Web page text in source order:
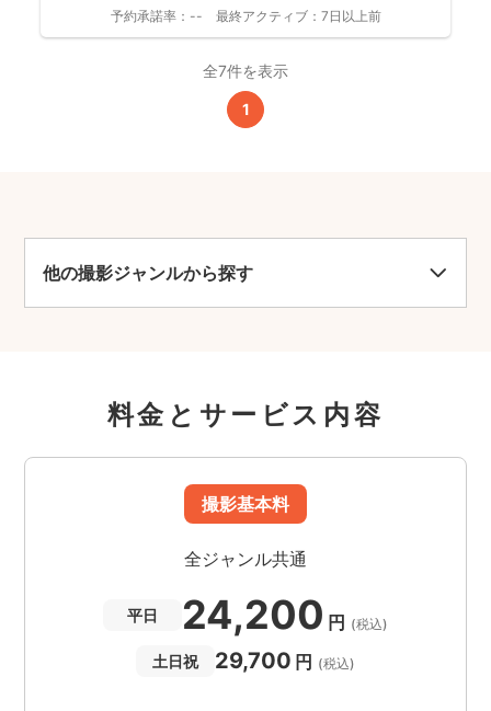
予約承諾率： -- 最終アクティブ： 7日以上前
全7件を表示
1
他の撮影ジャンルから探す
料金とサービス内容
撮影基本料
全ジャンル共通
平日 24,200 円 (税込)
土日祝 29,700 円 (税込)